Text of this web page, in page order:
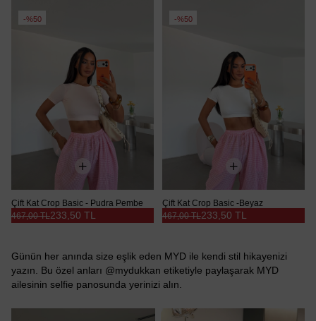
%50
Çift Kat Crop Basic - Pudra Pembe
233,50 TL
467,00 TL
%50
Çift Kat Crop Basic -Beyaz
233,50 TL
467,00 TL
Günün her anında size eşlik eden MYD ile kendi stil hikayenizi
yazın. Bu özel anları @mydukkan etiketiyle paylaşarak MYD
ailesinin selfie panosunda yerinizi alın.